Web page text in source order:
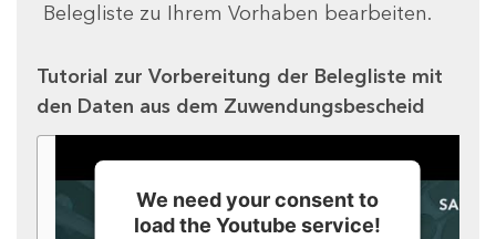
Belegliste zu Ihrem Vorhaben bearbeiten.
Tutorial zur Vorbereitung der Belegliste mit
den Daten aus dem Zuwendungsbescheid
We need your consent to
load the Youtube service!